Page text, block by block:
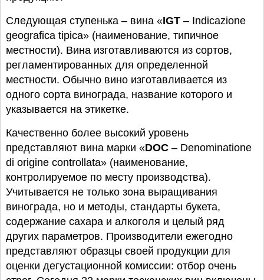
Следующая ступенька – вина «IGT – Indicazione
geografica tipica» (наименование, типичное
местности). Вина изготавливаются из сортов,
регламентированных для определенной
местности. Обычно вино изготавливается из
одного сорта винограда, название которого и
указывается на этикетке.
Качественно более высокий уровень
представляют вина марки «DOC – Denominatione
di origine controllata» (наименование,
контролируемое по месту производства).
Учитывается не только зона выращивания
винограда, но и методы, стандарты букета,
содержание сахара и алкоголя и целый ряд
других параметров. Производители ежегодно
представляют образцы своей продукции для
оценки дегустационной комиссии: отбор очень